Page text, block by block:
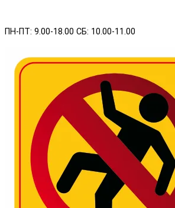
ПН-ПТ: 9.00-18.00 СБ: 10.00-11.00